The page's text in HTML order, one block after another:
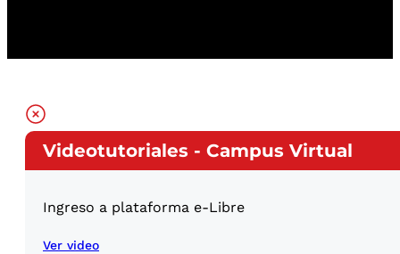
Videotutoriales - Campus Virtual
Ingreso a plataforma e-Libre
Ver video